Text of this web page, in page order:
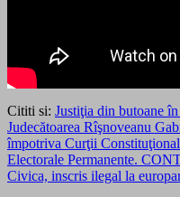
Cititi si: Justiţia din butoane
Judecătoarea Rîşnoveanu
împotriva Curţii
Electorale Permanente.
Civica, inscris ilegal la